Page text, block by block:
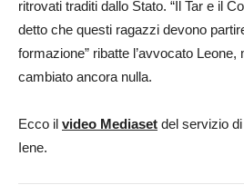
ritrovati traditi dallo Stato. “Il Tar e il
detto che questi ragazzi devono
formazione” ribatte l’avvocato Leone,
cambiato ancora nulla.
Ecco il video Mediaset del servizio
Iene.